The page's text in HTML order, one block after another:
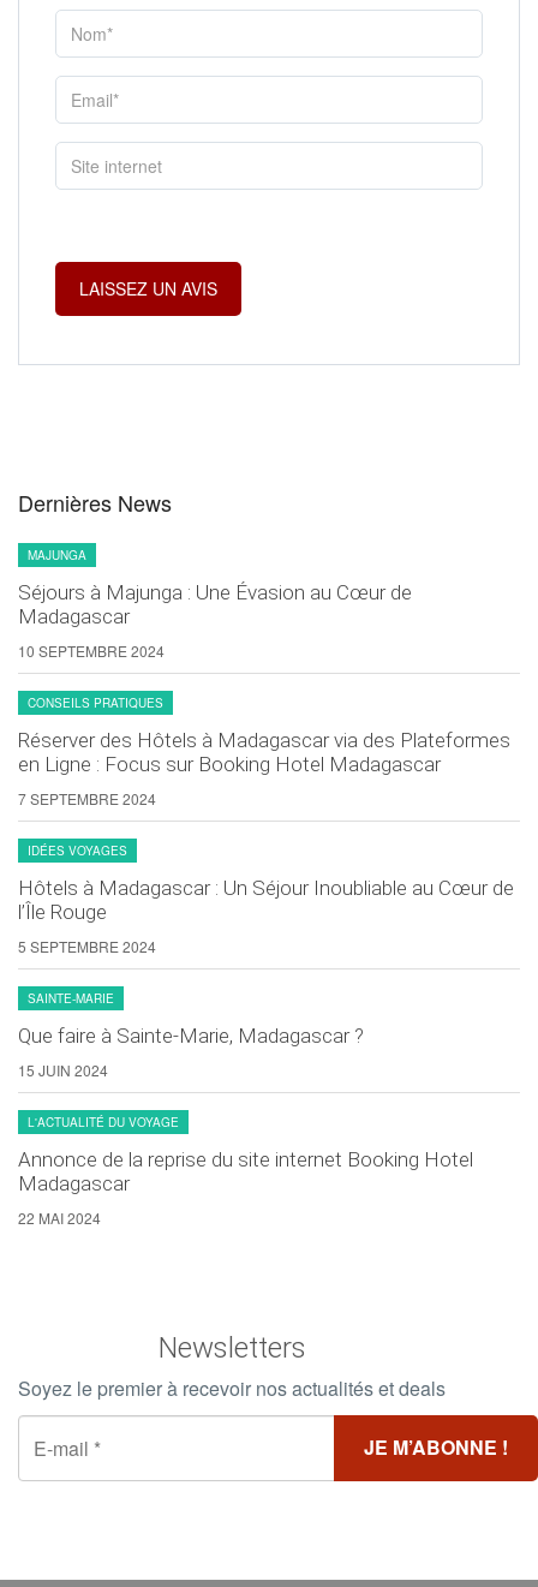
Dernières News
MAJUNGA
Séjours à Majunga : Une Évasion au Cœur de
Madagascar
10 SEPTEMBRE 2024
CONSEILS PRATIQUES
Réserver des Hôtels à Madagascar via des Plateformes
en Ligne : Focus sur Booking Hotel Madagascar
7 SEPTEMBRE 2024
IDÉES VOYAGES
Hôtels à Madagascar : Un Séjour Inoubliable au Cœur de
l’Île Rouge
5 SEPTEMBRE 2024
SAINTE-MARIE
Que faire à Sainte-Marie, Madagascar ?
15 JUIN 2024
L'ACTUALITÉ DU VOYAGE
Annonce de la reprise du site internet Booking Hotel
Madagascar
22 MAI 2024
Newsletters
Soyez le premier à recevoir nos actualités et deals